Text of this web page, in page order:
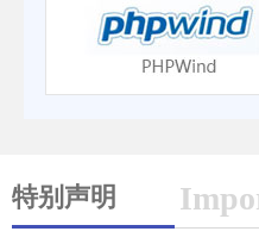
特别声明